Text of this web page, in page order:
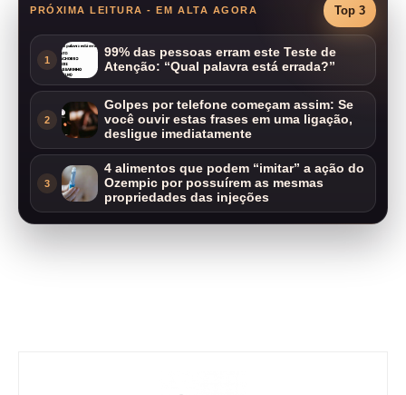
PRÓXIMA LEITURA - EM ALTA AGORA Top 3
1
99% das pessoas erram este Teste de
Atenção: “Qual palavra está errada?”
2
Golpes por telefone começam assim: Se
você ouvir estas frases em uma ligação,
desligue imediatamente
3
4 alimentos que podem “imitar” a ação do
Ozempic por possuírem as mesmas
propriedades das injeções